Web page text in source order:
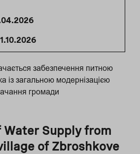
забезпечення питною
із загальною модернізацією
громади
Water Supply from
of Zbroshkove